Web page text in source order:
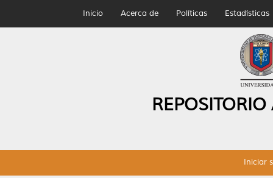
Inicio Acerca de Políticas Estadísticas
Iniciar